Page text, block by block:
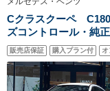
Cクラスクーペ
ズコントロール・純
ックカメラ・黒革シ
ETC・純正18AW・取
BLIS
販売店保証 購入プラン付